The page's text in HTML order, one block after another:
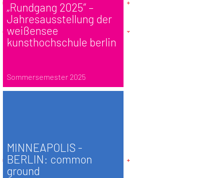
„Rundgang 2025“ –
Jahresausstellung der
weißensee
kunsthochschule berlin
Sommersemester 2025
MINNEAPOLIS -
BERLIN: common
ground